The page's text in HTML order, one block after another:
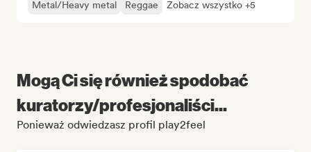
Metal/Heavy metal Reggae Zobacz wszystko +5
Mogą Ci się również spodobać
kuratorzy/profesjonaliści...
Ponieważ odwiedzasz profil play2feel